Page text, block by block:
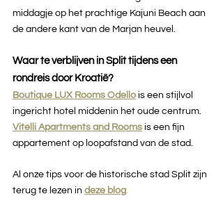
middagje op het prachtige Kajuni Beach aan
de andere kant van de Marjan heuvel.
Waar te verblijven in Split tijdens een
rondreis door Kroatië?
Boutique LUX Rooms Odello is een stijlvol
ingericht hotel middenin het oude centrum.
Vitelli Apartments and Rooms is een fijn
appartement op loopafstand van de stad.
Al onze tips voor de historische stad Split zijn
terug te lezen in deze blog.